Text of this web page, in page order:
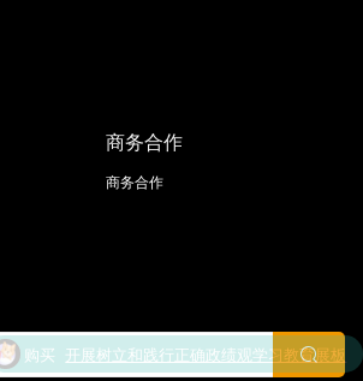
商务合作
商务合作
升级了 包年VIP